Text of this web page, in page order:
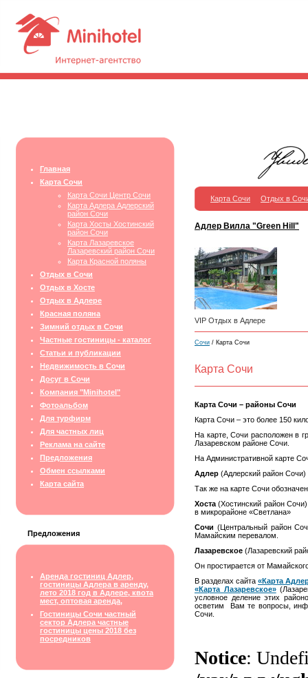
Главная
Карта Сочи
Карта Сочи Центр Сочи
Карта Адлера Адлерский
район Сочи
Карта Хосты Хостинский
район Сочи
Карта Лазаревское
Лазаревский район Сочи
Карта Красной поляны
Отдых в Сочи
Отдых в Хосте
Отдых в Адлере
Красная поляна
Зимний отдых в Сочи
Частные гостиницы - каталог
Статьи и публикации
Недвижимость в Сочи
Досуг в Сочи
Компания "Minihotel"
Фотоальбом
Для турфирм
Для частных лиц
Реклама на сайте
Предложения
Обмен ссылками
Карта сайта
Предложения
Аренда гостиниц Адлер,
гостиницы Адлера в аренду,
лето 2018 год в Адлере, квота
мест, оптовая аренда,
Гостиницы Сочи частный
сектор Адлера частные
гостиницы цены 2018 без
посредников
Карта Сочи Отдых в
Адлер Вилла "Green Hill"
VIP Отдых в Адлере
Сочи / Карта Сочи
Карта Сочи
Карта Сочи – районы Сочи
Карта Сочи – это более 150
На карте, Сочи расположен в
Лазаревском районе Сочи.
На Административной карте
Адлер (Адлерский район Сочи)
Так же на карте Сочи
Хоста (Хостинский район
в микрорайоне «Светлана»
Сочи (Центральный район
Мамайским перевалом.
Лазаревское (Лазаревский
Он простирается от
В разделах сайта «Карта
«Карта Лазаревское»
условное деление этих
осветим Вам те вопросы,
Сочи.